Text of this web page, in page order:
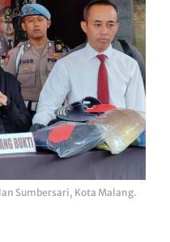
Sumbersari, Kota Malang.